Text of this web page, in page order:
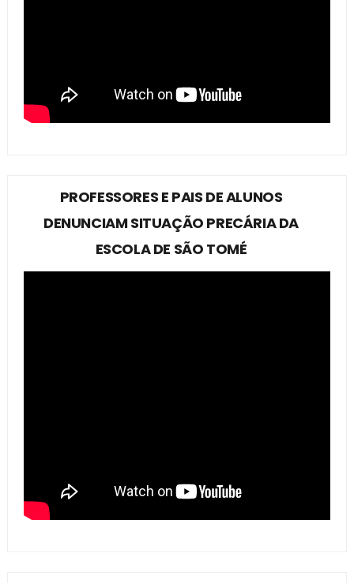
PROFESSORES E PAIS DE ALUNOS
DENUNCIAM SITUAÇÃO PRECÁRIA DA
ESCOLA DE SÃO TOMÉ